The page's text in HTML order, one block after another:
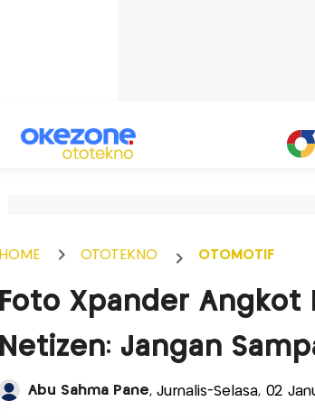
HOME OTOTEKNO OTOMOTIF
Foto Xpander Angkot
Netizen: Jangan
Abu Sahma Pane, Jurnalis-Selasa, 02